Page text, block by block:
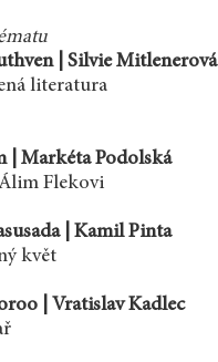
| Silvie Mitlenerová
literatura
| Markéta Podolská
Flekovi
| Kamil Pinta
květ
| Vratislav Kadlec